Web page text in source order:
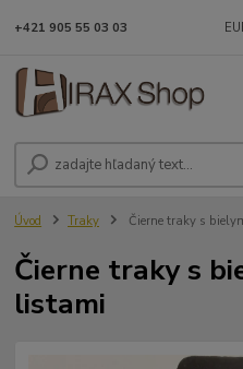
+421 905 55 03 03
Úvod Traky Čierne traky s
Čierne traky s
listami